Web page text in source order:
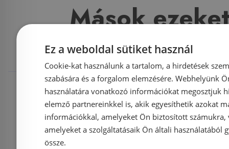
Mások
megnézték
-38%
Raktáron Rendelésre
Ez a weboldal sütiket használ
Cookie-kat használunk a tartalom, a hirdetések
szabására és a forgalom elemzésére. Webhelyünk
használatára vonatkozó információkat megosztjuk
elemző partnereinkkel is, akik egyesíthetik azokat
információkkal, amelyeket Ön biztosított számukra,
amelyeket a szolgáltatásaik Ön általi használatából
össze.